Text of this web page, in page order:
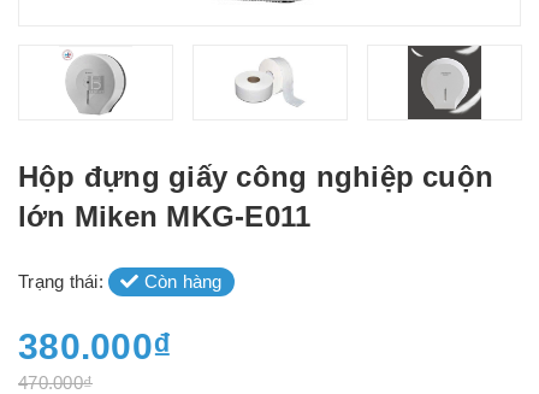
Hộp đựng giấy công nghiệp cuộn
lớn Miken MKG-E011
Trạng thái: Còn hàng
380.000₫
470.000₫